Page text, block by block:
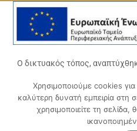
Ο δικτυακός τόπος,
«Ψηφιακό Οικοσύστημα
Επιμελητηρίου
Επιχειρησιακό Πρόγραμμα
Συγχρηματοδοτείται από
Χρησιμοποιούμε cookies
καλύτερη δυνατή εμπειρία στη
χρησιμοποιείτε τη